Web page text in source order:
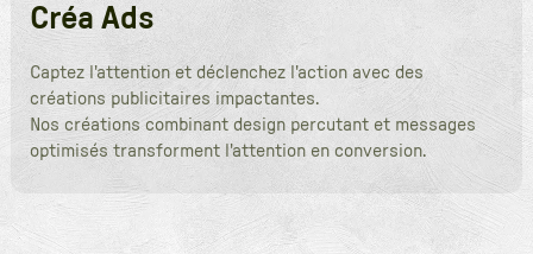
Créa Ads
Captez l'attention et déclenchez l'action avec des
créations publicitaires impactantes.
Nos créations combinant design percutant et messages
optimisés transforment l'attention en conversion.